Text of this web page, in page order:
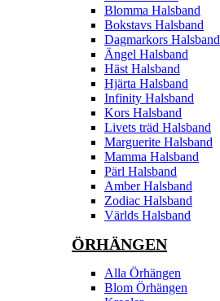
Blomma Halsband
Bokstavs Halsband
Dagmarkors Halsband
Ängel Halsband
Häst Halsband
Hjärta Halsband
Infinity Halsband
Kors Halsband
Livets träd Halsband
Marguerite Halsband
Mamma Halsband
Pärl Halsband
Amber Halsband
Zodiac Halsband
Världs Halsband
ÖRHÄNGEN
Alla Örhängen
Blom Örhängen